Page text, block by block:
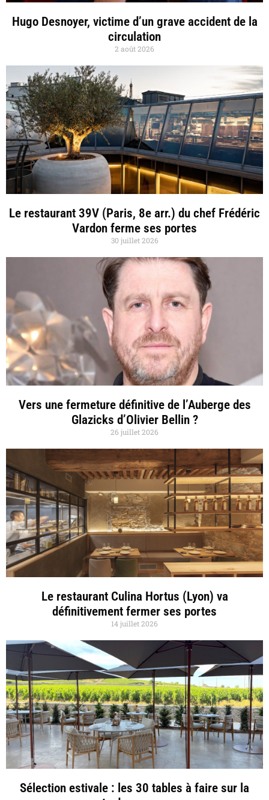
Hugo Desnoyer, victime d’un grave accident de la
circulation
2 août 2026
Le restaurant 39V (Paris, 8e arr.) du chef Frédéric
Vardon ferme ses portes
30 juillet 2026
Vers une fermeture définitive de l’Auberge des
Glazicks d’Olivier Bellin ?
26 juillet 2026
Le restaurant Culina Hortus (Lyon) va
définitivement fermer ses portes
14 juillet 2026
Sélection estivale : les 30 tables à faire sur la